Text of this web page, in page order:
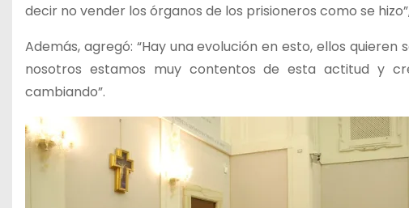
decir no vender los órganos de los prisioneros como se
Además, agregó: “Hay una evolución en esto, ellos
nosotros estamos muy contentos de esta actitud y
cambiando”.